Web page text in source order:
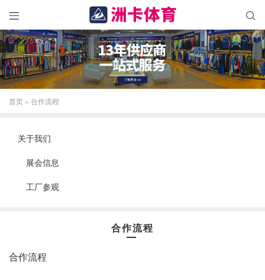


首页 » 合作流程
关于我们
展会信息
工厂参观
合作流程
合作流程